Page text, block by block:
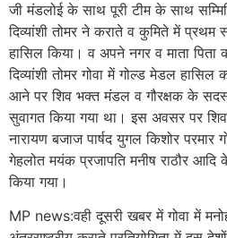
जी मंडलोई के साथ पूरी टीम के साथ
दिव्यांशी तोमर ने कराते व कुमिते में प्रथम
हासिल किया। व अपने नगर व माता पिता
दिव्यांशी तोमर गोवा में गोल्ड मेडल
आने पर शिव भक्त मंडल व गौरक्षक के सदस्यों
सुवागत किया गया था। इस अवसर पर
नारायण बजाज पार्षद युगल किशोर परमार
गेहलोत मयंक प्रजापति मनीष राठौर आदि के
किया गया।
MP news:वही दूसरी खबर में गोवा में